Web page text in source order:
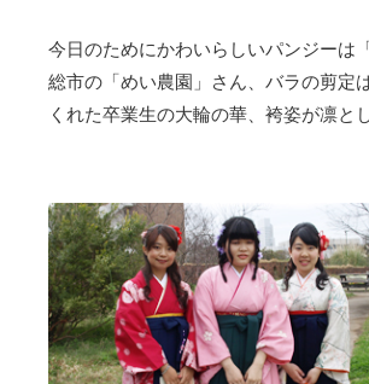
今日のためにかわいらしいパンジーは
総市の「めい農園」さん、バラの剪定
くれた卒業生の大輪の華、袴姿が凛